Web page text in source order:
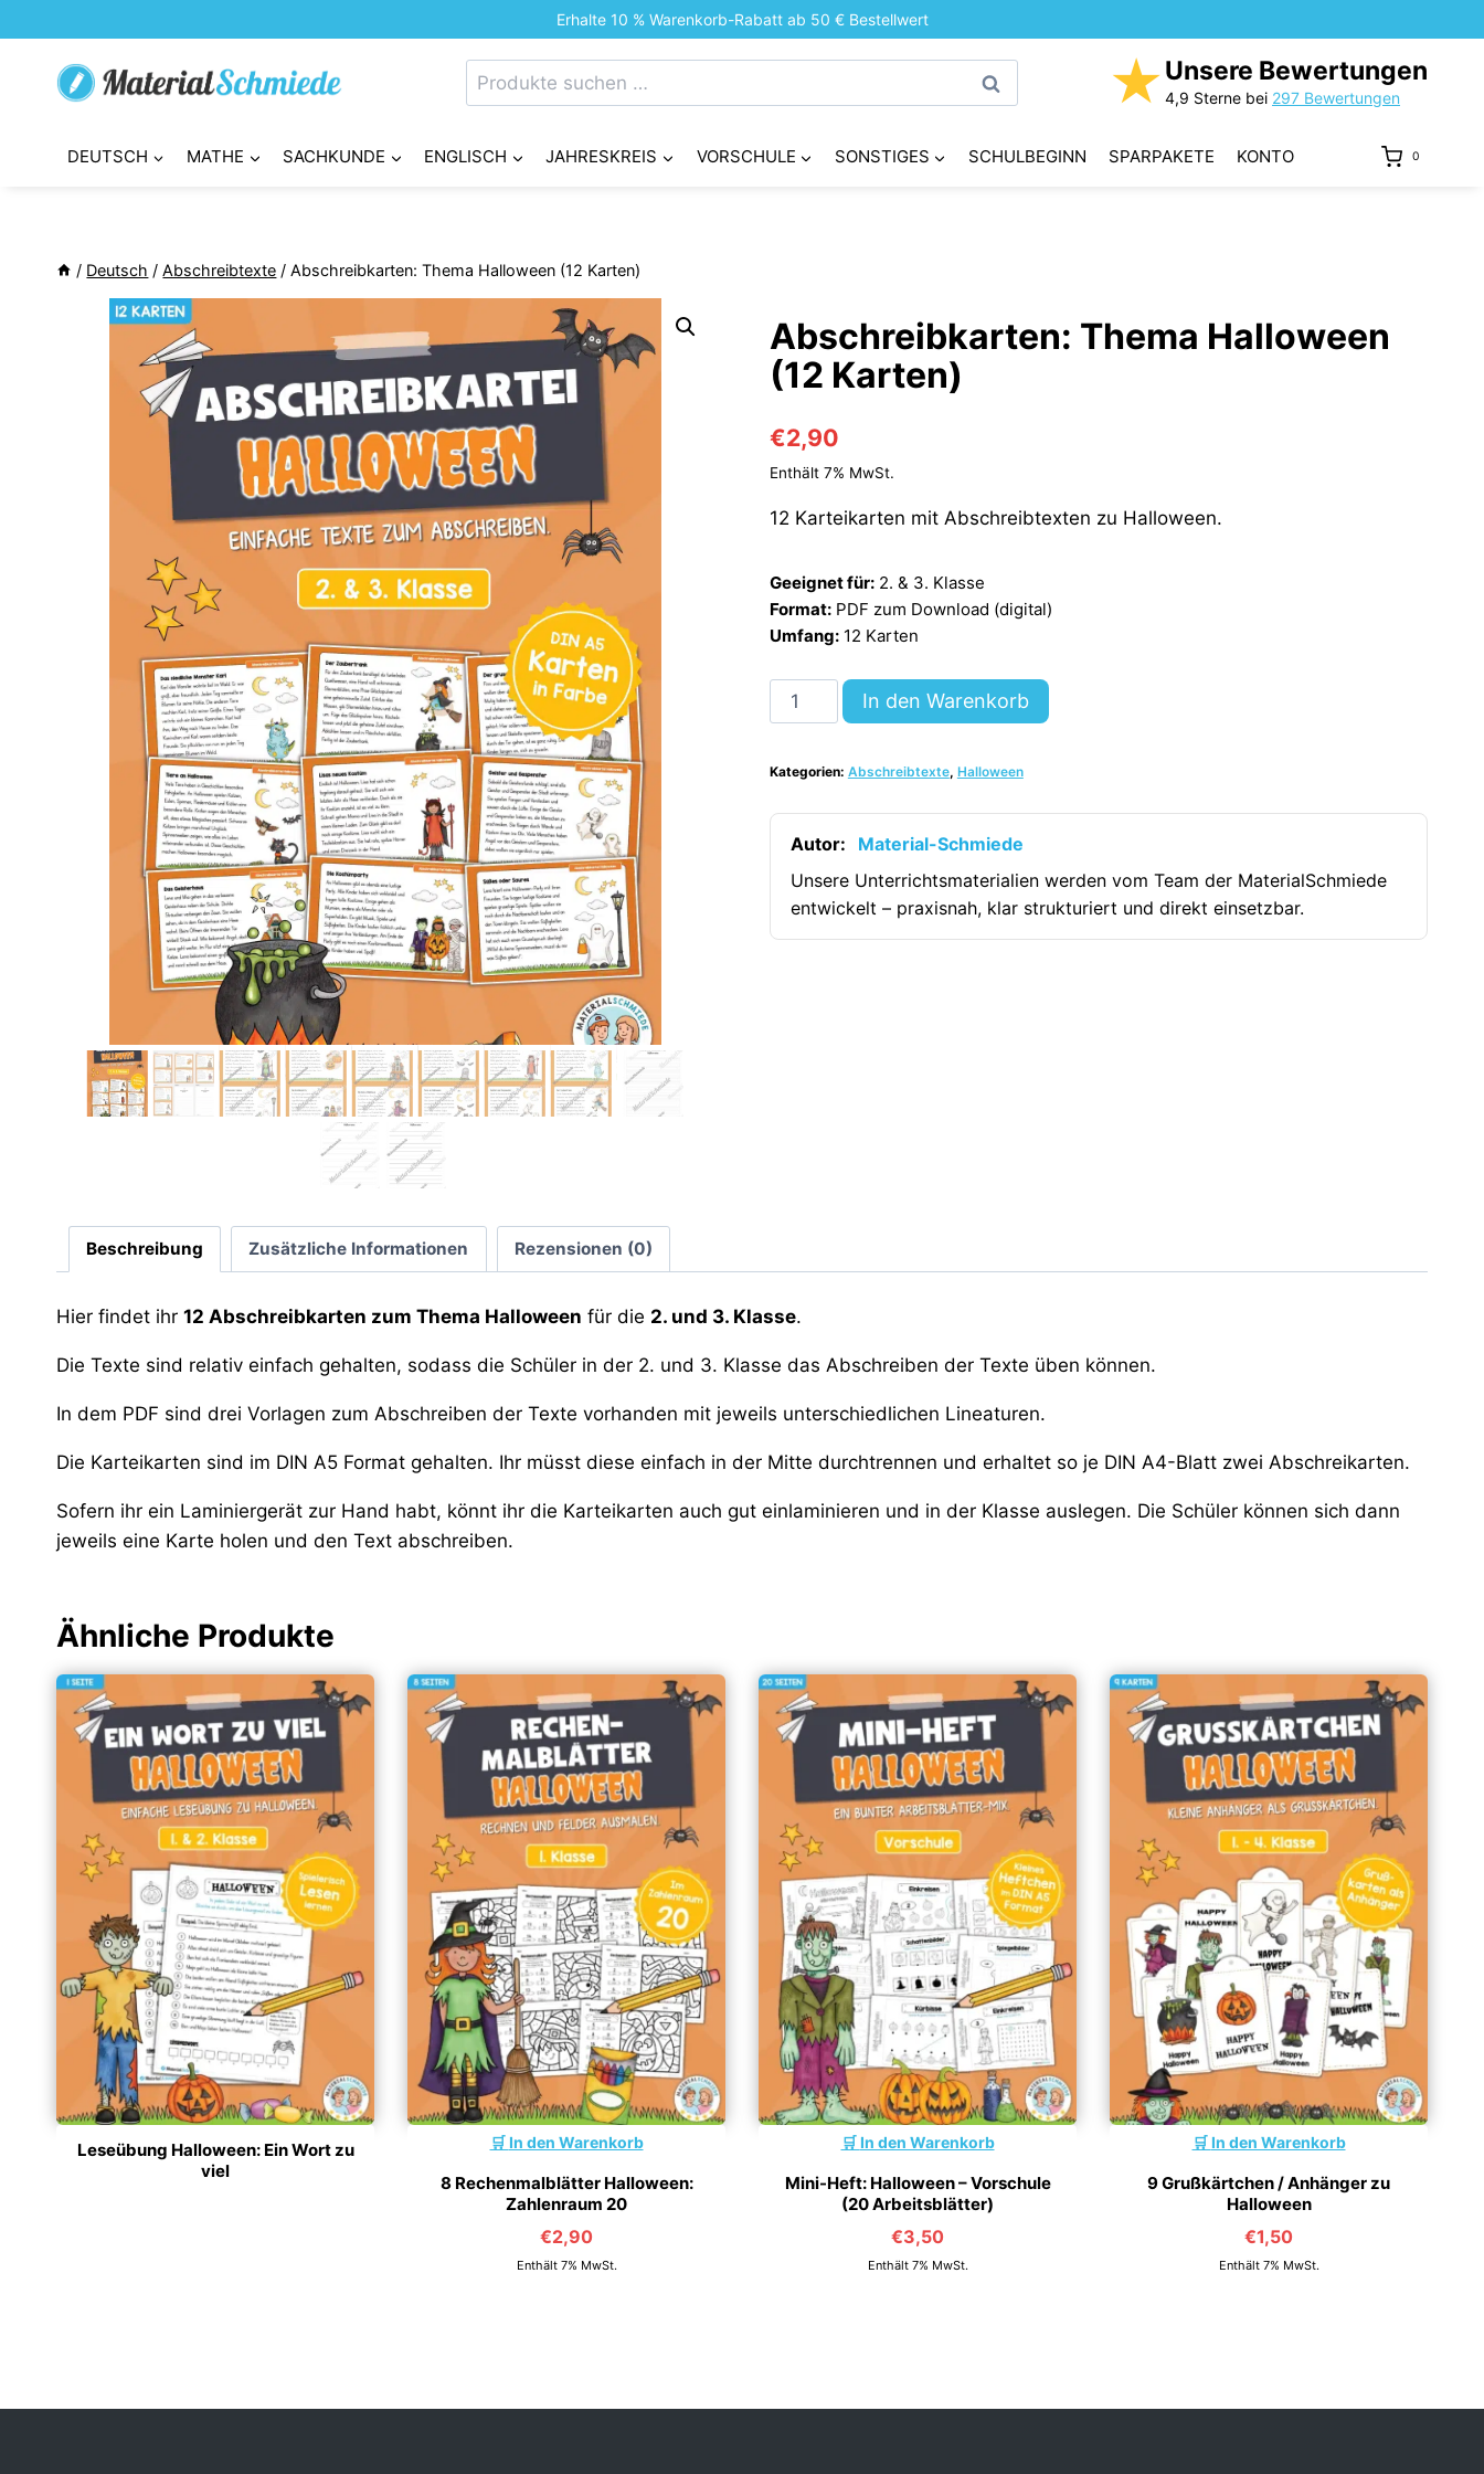
Inhalt
springen
Erhalte 10 % Warenkorb-Rabatt ab 50 € Bestellwert
Suchen
nach:
Suchen ★ Unsere Bewertungen
4,9 Sterne bei 297 Bewertungen
DEUTSCH MATHE SACHKUNDE ENGLISCH JAHRESKREIS VORSCHULE SONSTIGES SCHULBEGINN SPARPAKETE KONTO 0
/ Deutsch / Abschreibtexte / Abschreibkarten: Thema Halloween (12 Karten)
Abschreibkarten: Thema Halloween
(12 Karten)
€2,90
Enthält 7% MwSt.
12 Karteikarten mit Abschreibtexten zu Halloween.
Geeignet für: 2. & 3. Klasse
Format: PDF zum Download (digital)
Umfang: 12 Karten
Abschreibkarten:
Thema
(12
Karten)
[Digital]
Menge
In den Warenkorb
Kategorien: Abschreibtexte, Halloween
Autor:
Material-Schmiede
Unsere Unterrichtsmaterialien werden vom Team der MaterialSchmiede
entwickelt – praxisnah, klar strukturiert und direkt einsetzbar.
Beschreibung Zusätzliche Informationen Rezensionen (0)
Hier findet ihr 12 Abschreibkarten zum Thema Halloween für die 2. und 3. Klasse.
Die Texte sind relativ einfach gehalten, sodass die Schüler in der 2. und 3. Klasse das Abschreiben der Texte üben können.
In dem PDF sind drei Vorlagen zum Abschreiben der Texte vorhanden mit jeweils unterschiedlichen Lineaturen.
Die Karteikarten sind im DIN A5 Format gehalten. Ihr müsst diese einfach in der Mitte durchtrennen und erhaltet so je DIN A4-Blatt zwei Abschreikarten.
Sofern ihr ein Laminiergerät zur Hand habt, könnt ihr die Karteikarten auch gut einlaminieren und in der Klasse auslegen. Die Schüler können sich dann
jeweils eine Karte holen und den Text abschreiben.
Ähnliche Produkte
Leseübung Halloween: Ein Wort zu
viel
In den Warenkorb
8 Rechenmalblätter Halloween:
Zahlenraum 20
€2,90
Enthält 7% MwSt.
In den Warenkorb
Mini-Heft: Halloween – Vorschule
(20 Arbeitsblätter)
€3,50
Enthält 7% MwSt.
In den Warenkorb
9 Grußkärtchen / Anhänger zu
Halloween
€1,50
Enthält 7% MwSt.